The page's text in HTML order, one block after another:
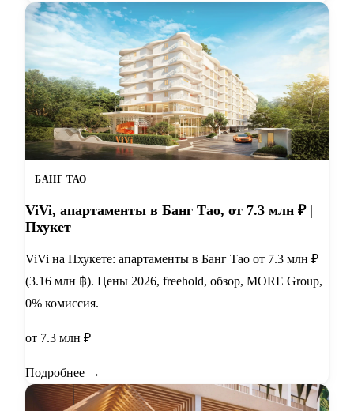
БАНГ ТАО
ViVi, апартаменты в Банг Тао, от 7.3 млн ₽ |
Пхукет
ViVi на Пхукете: апартаменты в Банг Тао от 7.3 млн ₽
(3.16 млн ฿). Цены 2026, freehold, обзор, MORE Group,
0% комиссия.
от 7.3 млн ₽
Подробнее →